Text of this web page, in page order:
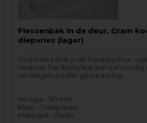
Flessenbak in de deur, Gram
diepvries (lager)
Onderste plank in de koelkastdeur,
melkrek. De deurplank kan eenvoudig
vervangen zonder gereedschap.
Hoogte - 90 mm
Kleur - Transparant
Materiaal - Plastic